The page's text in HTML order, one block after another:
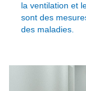
la ventilation et
sont des
des maladies.